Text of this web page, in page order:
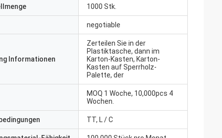
1000 Stk.
negotiable
Informationen
Zerteilen Sie in der
Plastiktasche, dann im
Karton-Kasten, Karton-
Kasten auf Sperrholz-
Palette, der
MOQ 1 Woche, 10,000pcs 4
Wochen.
TT, L / C